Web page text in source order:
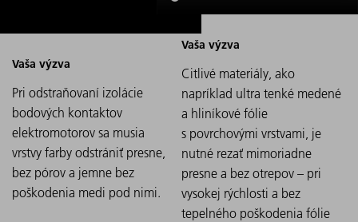
Pri odstraňovaní izolácie
bodových kontaktov
elektromotorov sa musia
vrstvy farby odstrániť presne,
bez pórov a jemne bez
poškodenia medi pod nimi.
Citlivé materiály, ako
napríklad ultra tenké medené
a hliníkové fólie
s povrchovými vrstvami, je
nutné rezať mimoriadne
presne a bez otrepov – pri
vysokej rýchlosti a bez
tepelného poškodenia fólie